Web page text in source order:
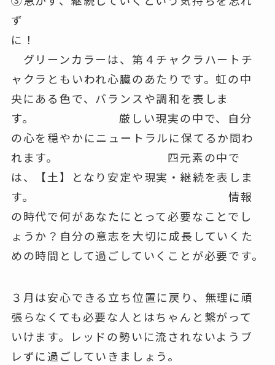
ず
に！
グリーンカラーは、第４チャクラハートチ
ャクラともいわれ心臓のあたりです。虹の中
央にある色で、バランスや調和を表しま
す。 厳しい現実の中で、自分
の心を穏やかにニュートラルに保てるか問わ
れます。 四元素の中で
は、【土】となり安定や現実・継続を表しま
す。 情報
の時代で何があなたにとって必要なことでし
ょうか？自分の意志を大切に成長していくた
めの時間として過ごしていくことが必要です。
３月は安心できる立ち位置に戻り、無理に頑
張らなくても必要な人とはちゃんと繋がって
いけます。レッドの勢いに流されないようブ
レずに過ごしていきましょう。